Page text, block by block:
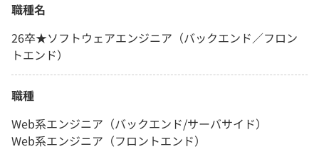
職種名
26卒★ソフトウェアエンジニア（バックエンド／フロン
トエンド）
職種
Web系エンジニア（バックエンド/サーバサイド）
Web系エンジニア（フロントエンド）